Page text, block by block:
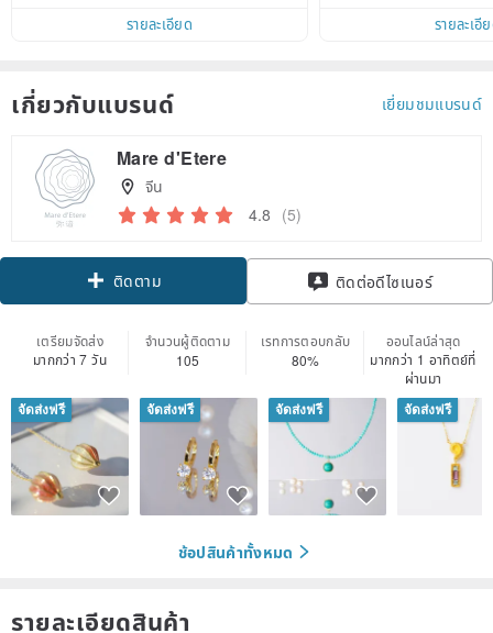
within 7 days!
รายละเอียด
รายละเอี
เกี่ยวกับแบรนด์ เยี่ยมชมแบรนด์
Mare d'Etere
จีน
4.8 (5)
ติดตาม ติดต่อดีไซเนอร์
เตรียมจัดส่ง
มากกว่า 7 วัน
จำนวนผู้ติดตาม
105
เรทการตอบกลับ
80%
ออนไลน์ล่าสุด
มากกว่า 1 อาทิตย์ที่
ผ่านมา
จัดส่งฟรี จัดส่งฟรี จัดส่งฟรี จัดส่งฟรี
ช้อปสินค้าทั้งหมด
รายละเอียดสินค้า